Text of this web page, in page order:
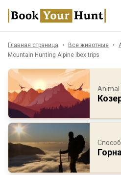
Главная страница Все животные
Mountain Hunting Alpine Ibex trips
Animal